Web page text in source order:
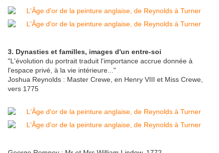
3. Dynasties et familles, images d'un entre-soi
"L'évolution du portrait traduit l'importance accrue donnée à
l'espace privé, à la vie intérieure..."
Joshua Reynolds : Master Crewe, en Henry VIII et Miss Crewe,
vers 1775